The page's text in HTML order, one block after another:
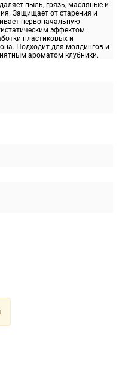
пыль, грязь, масляные и
Защищает от старения и
первоначальную
эффектом.
пластиковых и
Подходит для молдингов и
ароматом клубники.